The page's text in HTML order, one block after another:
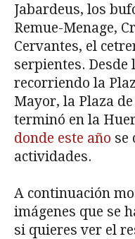
Jabardeus, los
Remue-Menage,
Cervantes, el
serpientes. Desde
recorriendo la
Mayor, la Plaza
terminó en la
donde este año se
actividades.
A continuación
imágenes que se
si quieres ver el